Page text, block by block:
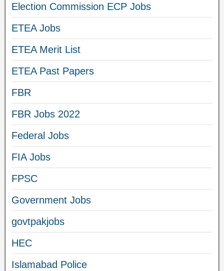
Election Commission ECP Jobs
ETEA Jobs
ETEA Merit List
ETEA Past Papers
FBR
FBR Jobs 2022
Federal Jobs
FIA Jobs
FPSC
Government Jobs
govtpakjobs
HEC
Islamabad Police